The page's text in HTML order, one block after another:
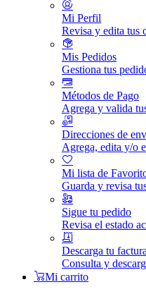
Mi Perfil
Revisa y edita tus
Mis Pedidos
Gestiona tus
Métodos de Pago
Agrega y valida
Direcciones de
Agrega, edita y/o
Mi lista de
Guarda y revisa
Sigue tu pedido
Revisa el estado
Descarga tu factura
Consulta y
Mi carrito